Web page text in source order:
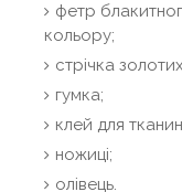
фетр
кольору;
стрічка
гумка;
клей для
ножиці;
олівець.